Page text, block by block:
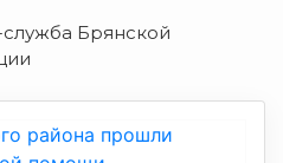
Брянской